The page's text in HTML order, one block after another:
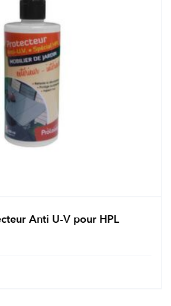
Anti U-V pour HPL